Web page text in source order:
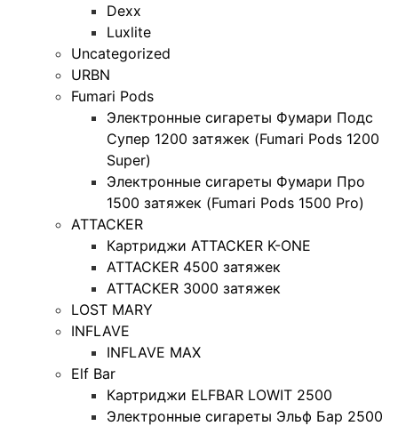
Dexx
Luxlite
Uncategorized
URBN
Fumari Pods
Электронные сигареты Фумари Подс
Супер 1200 затяжек (Fumari Pods 1200
Super)
Электронные сигареты Фумари Про
1500 затяжек (Fumari Pods 1500 Pro)
ATTACKER
Картриджи ATTACKER K-ONE
ATTACKER 4500 затяжек
ATTACKER 3000 затяжек
LOST MARY
INFLAVE
INFLAVE MAX
Elf Bar
Картриджи ELFBAR LOWIT 2500
Электронные сигареты Эльф Бар 2500